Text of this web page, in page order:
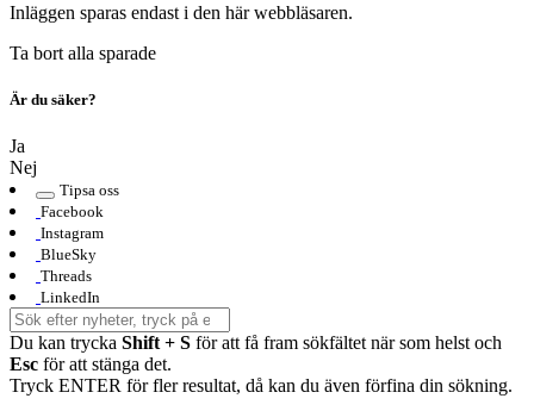
Inläggen sparas endast i den här webbläsaren.
Ta bort alla sparade
Är du säker?
Ja
Nej
Tipsa oss
Facebook
Instagram
BlueSky
Threads
LinkedIn
Du kan trycka Shift + S för att få fram sökfältet när som helst och
Esc för att stänga det.
Tryck ENTER för fler resultat, då kan du även förfina din sökning.